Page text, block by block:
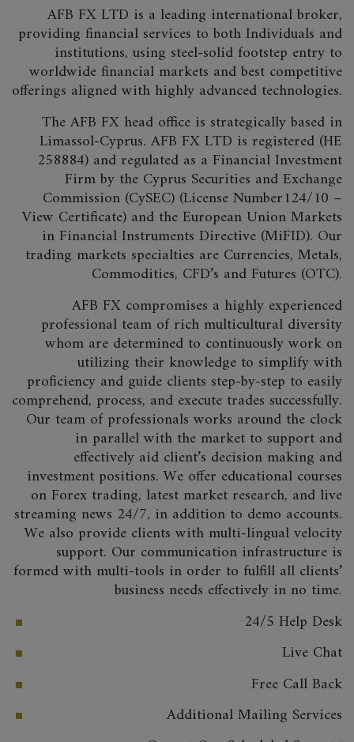
AFB FX LTD is a leading international broker,
providing financial services to both Individuals and
institutions, using steel-solid footstep entry to
worldwide financial markets and best competitive
offerings aligned with highly advanced technologies.
The AFB FX head office is strategically based in
Limassol-Cyprus. AFB FX LTD is registered (HE
258884) and regulated as a Financial Investment
Firm by the Cyprus Securities and Exchange
Commission (CySEC) (License Number124/10 –
View Certificate) and the European Union Markets
in Financial Instruments Directive (MiFID). Our
trading markets specialties are Currencies, Metals,
Commodities, CFD’s and Futures (OTC).
AFB FX compromises a highly experienced
professional team of rich multicultural diversity
whom are determined to continuously work on
utilizing their knowledge to simplify with
proficiency and guide clients step-by-step to easily
comprehend, process, and execute trades successfully.
Our team of professionals works around the clock
in parallel with the market to support and
effectively aid client’s decision making and
investment positions. We offer educational courses
on Forex trading, latest market research, and live
streaming news 24/7, in addition to demo accounts.
We also provide clients with multi-lingual velocity
support. Our communication infrastructure is
formed with multi-tools in order to fulfill all clients’
business needs effectively in no time.
24/5 Help Desk
Live Chat
Free Call Back
Additional Mailing Services